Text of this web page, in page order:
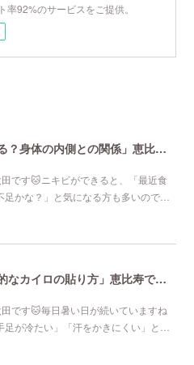
率92%のサービスをご提供。
「ニキビができる場所でわかる？身体の内側との関係」恵比寿で口コミNo 1美容鍼灸ならmeilong
です🐱ニキビができると、「最近食
かな？」と気になる方も多いので…
「代謝アップならここ！効果的なカイロの貼り方」恵比寿で口コミNo 1美容鍼灸ならmeilong
です🐱毎日暑い日が続いていますね
が冷たい」「汗をかきにくい」と…